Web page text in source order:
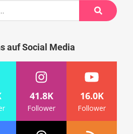
Suche
auf Social Media
41.8K
Follower
16.0K
Follower